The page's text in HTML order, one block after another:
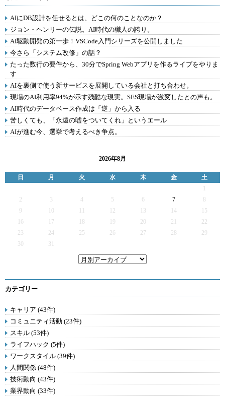
AIにDB設計を任せるとは、どこの何のことなのか？
ジョン・ヘンリーの伝説。AI時代の職人の誇り。
AI駆動開発の第一歩！VSCode入門シリーズを公開しました
今さら「システム改修」の話？
たった数行の要件から、30分でSpring Webアプリを作るライブをやりま
す
AIを裏側で使う新サービスを展開している会社と打ち合わせ。
現場のAI利用率94%が示す残酷な現実。SES現場が激変したとの声も。
AI時代のデータベース作成は「逆」から入る
苦しくても、「永遠の嘘をついてくれ」というエール
AIが進む今、選挙で考えるべき争点。
2026年8月
日 月 火 水 木 金
土
2
3 4 5 6 7
9
12 13 14
15
16
17 19 20 21
22
23
24 25 26 27 28
29
30
31
カテゴリー
キャリア (43件)
コミュニティ活動 (23件)
スキル (53件)
ライフハック (5件)
ワークスタイル (39件)
人間関係 (48件)
技術動向 (43件)
業界動向 (33件)